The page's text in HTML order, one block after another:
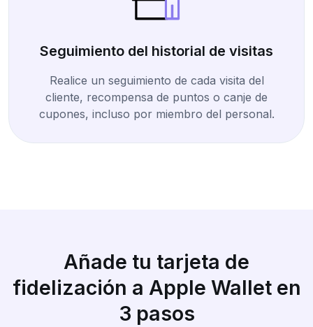
Seguimiento del historial de visitas
Realice un seguimiento de cada visita del
cliente, recompensa de puntos o canje de
cupones, incluso por miembro del personal.
Añade tu tarjeta de
fidelización a Apple Wallet en
3 pasos